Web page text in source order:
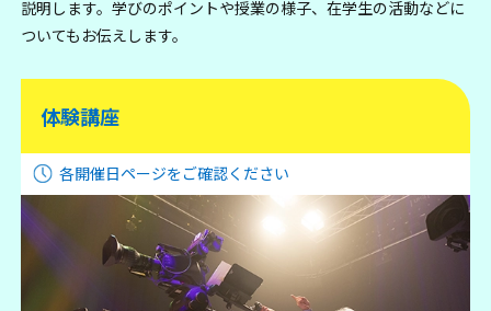
説明します。学びのポイントや授業の様子、在学生の活動などに
ついてもお伝えします。
体験講座
各開催日ページをご確認ください